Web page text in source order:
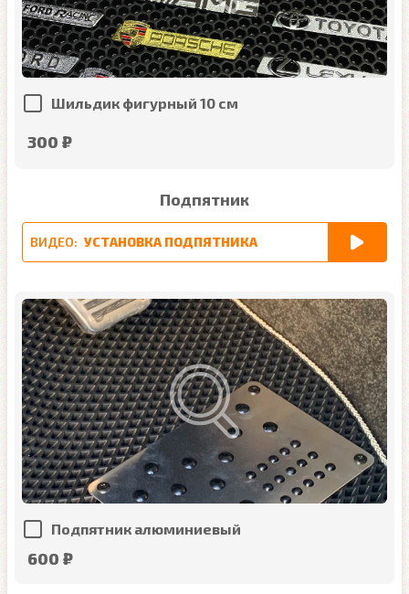
Шильдик фигурный 10 см
300 ₽
Подпятник
ВИДЕО: УСТАНОВКА ПОДПЯТНИКА
Подпятник алюминиевый
600 ₽